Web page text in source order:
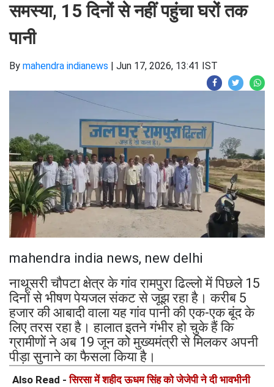
समस्या, 15 दिनों से नहीं पहुंचा घरों तक
पानी
By mahendra indianews | Jun 17, 2026, 13:41 IST
mahendra india news, new delhi
नाथूसरी चौपटा क्षेत्र के गांव रामपुरा ढिल्लो में पिछले 15
दिनों से भीषण पेयजल संकट से जूझ रहा है। करीब 5
हजार की आबादी वाला यह गांव पानी की एक-एक बूंद के
लिए तरस रहा है। हालात इतने गंभीर हो चुके हैं कि
ग्रामीणों ने अब 19 जून को मुख्यमंत्री से मिलकर अपनी
पीड़ा सुनाने का फैसला किया है।
Also Read -सिरसा में शहीद ऊधम सिंह को जेजेपी ने दी भावभीनी